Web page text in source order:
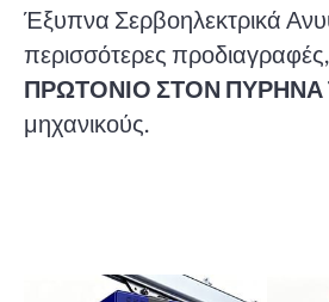
Έξυπνα Σερβοηλεκτρικά
περισσότερες
ΠΡΩΤΟΝΙΟ ΣΤΟΝ
μηχανικούς.